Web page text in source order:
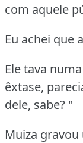
com aquele
Eu achei que
Ele tava
êxtase,
dele, sabe? "
Muiza